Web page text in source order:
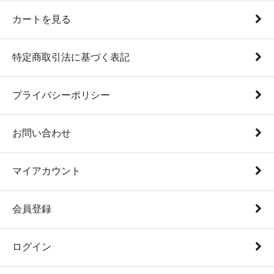
カートを見る
特定商取引法に基づく表記
プライバシーポリシー
お問い合わせ
マイアカウント
会員登録
ログイン